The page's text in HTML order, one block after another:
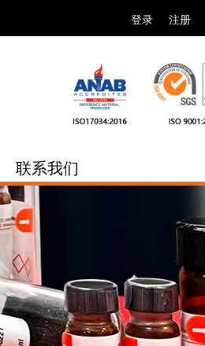
登录 注册
联系我们